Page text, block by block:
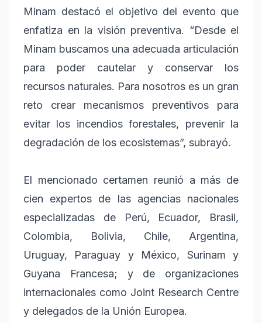
Minam destacó el objetivo del evento que
enfatiza en la visión preventiva. “Desde el
Minam buscamos una adecuada articulación
para poder cautelar y conservar los
recursos naturales. Para nosotros es un gran
reto crear mecanismos preventivos para
evitar los incendios forestales, prevenir la
degradación de los ecosistemas”, subrayó.
El mencionado certamen reunió a más de
cien expertos de las agencias nacionales
especializadas de Perú, Ecuador, Brasil,
Colombia, Bolivia, Chile, Argentina,
Uruguay, Paraguay y México, Surinam y
Guyana Francesa; y de organizaciones
internacionales como Joint Research Centre
y delegados de la Unión Europea.